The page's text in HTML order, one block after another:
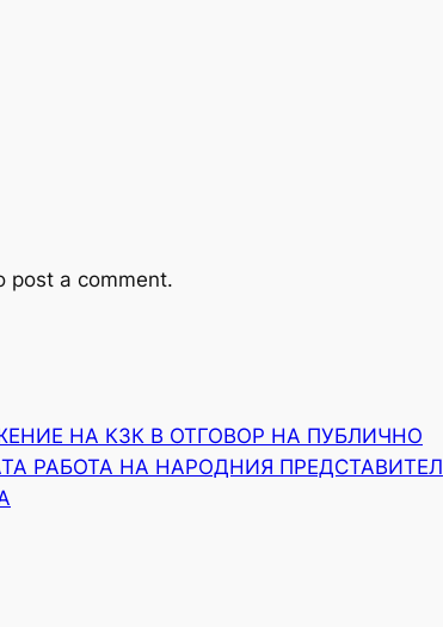
post a comment.
НА КЗК В ОТГОВОР НА ПУБЛИЧНО
РАБОТА НА НАРОДНИЯ ПРЕДСТАВИТЕЛ